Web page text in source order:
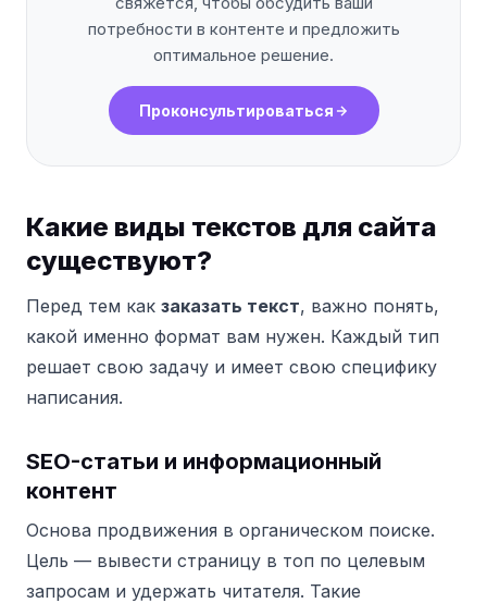
потребности в контенте и предложить
оптимальное решение.
Проконсультироваться
Какие виды текстов для сайта
существуют?
Перед тем как заказать текст, важно понять,
какой именно формат вам нужен. Каждый тип
решает свою задачу и имеет свою специфику
написания.
SEO-статьи и информационный
контент
Основа продвижения в органическом поиске.
Цель — вывести страницу в топ по целевым
запросам и удержать читателя. Такие